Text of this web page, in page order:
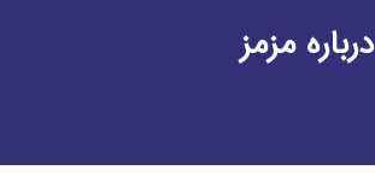
درباره مزمز